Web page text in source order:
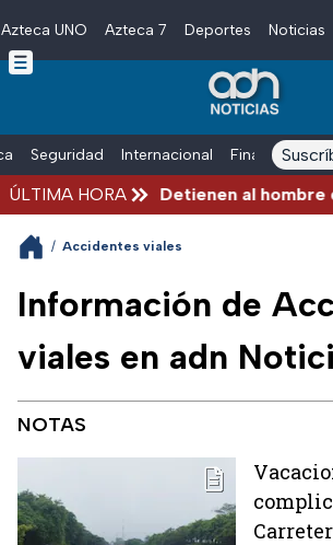
Skip to main content
Azteca UNO Azteca 7 Deportes Noticias
Seguridad Internacional Finanzas
ÚLTIMA HORA Detienen al hombre
/ Accidentes viales
Información de
viales en adn
NOTAS